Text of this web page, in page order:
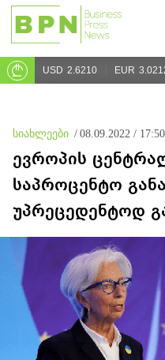
USD 2.6210 EUR
სიახლეები / 08.09.2022 / 17:50
ევროპის
საპროცენტო
უპრეცედენტოდ